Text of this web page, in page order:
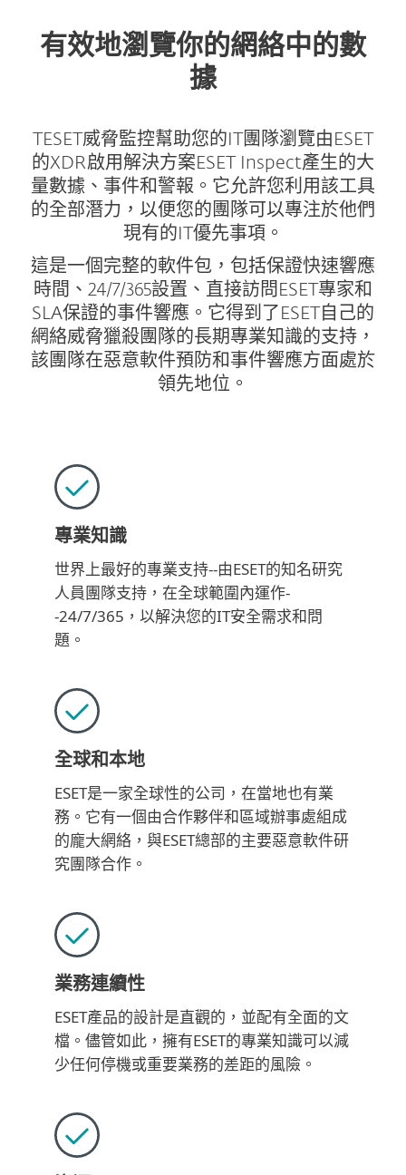
有效地瀏覽你的網絡中的數
據
TESET威脅監控幫助您的IT團隊瀏覽由ESET
的XDR啟用解決方案ESET Inspect產生的大
量數據、事件和警報。它允許您利用該工具
的全部潛力，以便您的團隊可以專注於他們
現有的IT優先事項。
這是一個完整的軟件包，包括保證快速響應
時間、24/7/365設置、直接訪問ESET專家和
SLA保證的事件響應。它得到了ESET自己的
網絡威脅獵殺團隊的長期專業知識的支持，
該團隊在惡意軟件預防和事件響應方面處於
領先地位。
專業知識
世界上最好的專業支持--由ESET的知名研究
人員團隊支持，在全球範圍內運作-
-24/7/365，以解決您的IT安全需求和問
題。
全球和本地
ESET是一家全球性的公司，在當地也有業
務。它有一個由合作夥伴和區域辦事處組成
的龐大網絡，與ESET總部的主要惡意軟件研
究團隊合作。
業務連續性
ESET產品的設計是直觀的，並配有全面的文
檔。儘管如此，擁有ESET的專業知識可以減
少任何停機或重要業務的差距的風險。